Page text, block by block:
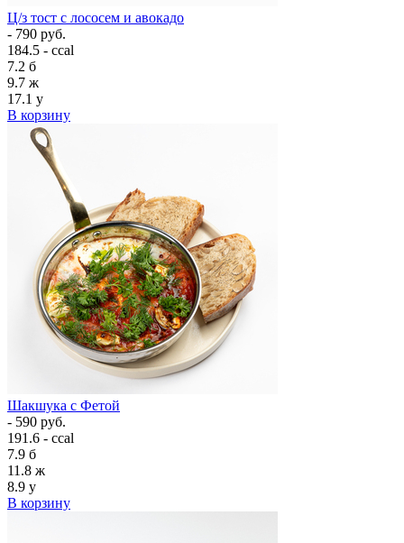
Ц/з тост с лососем и авокадо
- 790 руб.
184.5 - ccal
7.2 б
9.7 ж
17.1 у
В корзину
Шакшука с Фетой
- 590 руб.
191.6 - ccal
7.9 б
11.8 ж
8.9 у
В корзину